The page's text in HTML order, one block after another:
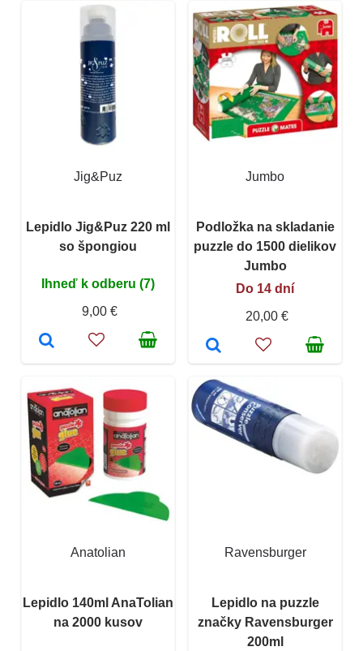
Jig&Puz
Lepidlo Jig&Puz 220 ml
so špongiou
Ihneď k odberu (7)
9,00 €
Jumbo
Podložka na skladanie
puzzle do 1500 dielikov
Jumbo
Do 14 dní
20,00 €
Anatolian
Lepidlo 140ml AnaTolian
na 2000 kusov
Ravensburger
Lepidlo na puzzle
značky Ravensburger
200ml